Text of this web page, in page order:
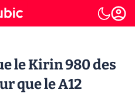
le Kirin 980 des
que le A12